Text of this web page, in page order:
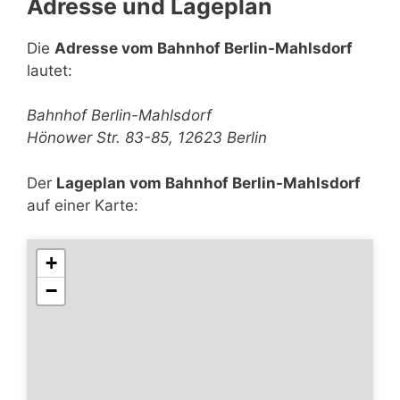
Adresse und Lageplan
Die Adresse vom Bahnhof Berlin-Mahlsdorf
lautet:
Bahnhof Berlin-Mahlsdorf
Hönower Str. 83-85, 12623 Berlin
Der Lageplan vom Bahnhof Berlin-Mahlsdorf
auf einer Karte:
+
−